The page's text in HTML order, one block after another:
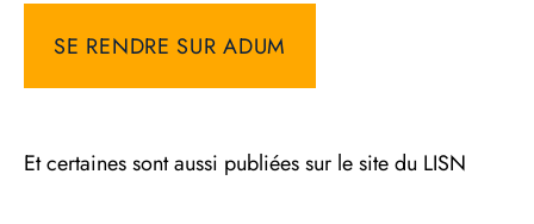
SE RENDRE SUR ADUM
Et certaines sont aussi publiées sur le site du LISN